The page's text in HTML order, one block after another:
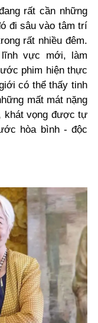
rất cần những
đi sâu vào tâm trí
rất nhiều đêm.
lĩnh vực mới, làm
phim hiện thực
có thể thấy tinh
mất mát nặng
khát vọng được tự
hòa bình - độc